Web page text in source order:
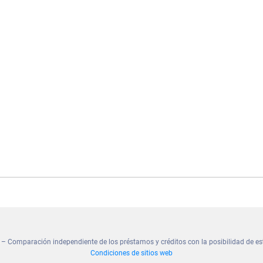
– Comparación independiente de los préstamos y créditos con la posibilidad de
Condiciones de sitios web